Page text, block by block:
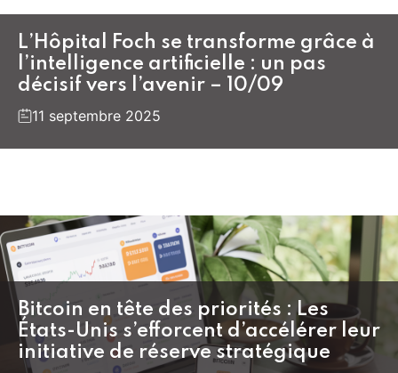
L’Hôpital Foch se transforme grâce à
l’intelligence artificielle : un pas
décisif vers l’avenir – 10/09
11 septembre 2025
Bitcoin en tête des priorités : Les
États-Unis s’efforcent d’accélérer leur
initiative de réserve stratégique